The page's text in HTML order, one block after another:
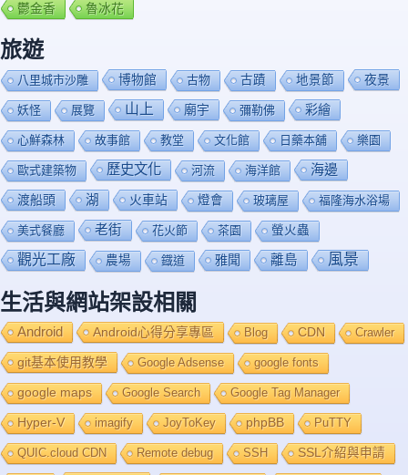
鬱金香 魯冰花
旅遊
八里城市沙雕 博物館 古物 古蹟 地景節 夜景
妖怪 展覽 山上 廟宇 彌勒佛 彩繪
心鮮森林 故事館 教堂 文化館 日藥本舖 樂園
歐式建築物 歷史文化 河流 海洋館 海邊
渡船頭 湖 火車站 燈會 玻璃屋 福隆海水浴場
美式餐廳 老街 花火節 茶園 螢火蟲
觀光工廠 農場 鐡道 雅聞 離島 風景
生活與網站架設相關
Android Android心得分享專區 Blog CDN Crawler
git基本使用教學 Google Adsense google fonts
google maps Google Search Google Tag Manager
Hyper-V imagify JoyToKey phpBB PuTTY
QUIC.cloud CDN Remote debug SSH SSL介紹與申請